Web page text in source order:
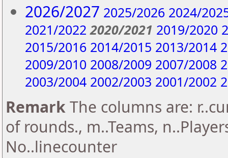
2026/2027 2025/2026 2024/
2021/2022 2020/2021 2019/2020
2015/2016 2014/2015 2013/2014
2009/2010 2008/2009 2007/2008
2003/2004 2002/2003 2001/2002
RemarkThe columns are:
of rounds., m..Teams,
No..linecounter